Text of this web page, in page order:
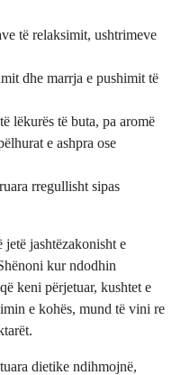
të relaksimit, ushtrimeve
dhe marrja e pushimit të
lëkurës të buta, pa aromë
e ashpra ose
rregullisht sipas
jashtëzakonisht e
kur ndodhin
keni përjetuar, kushtet e
e kohës, mund të vini re
dietike ndihmojnë,